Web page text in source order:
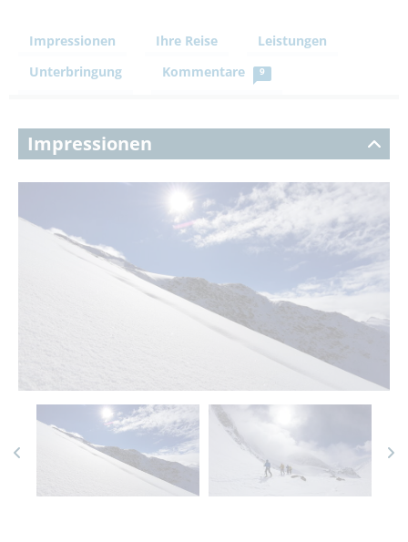
Impressionen Ihre Reise
Leistungen
Unterbringung
Kommentare 9
Impressionen